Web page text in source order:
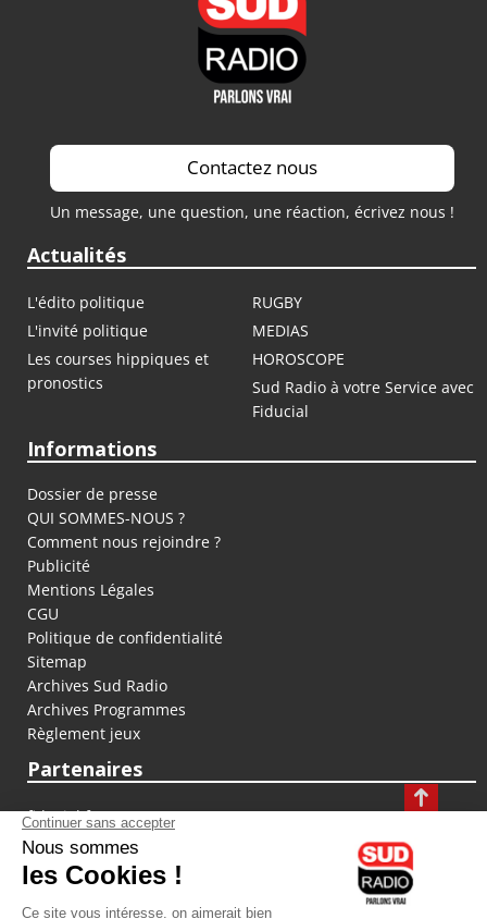
Contactez nous
Un message, une question, une réaction, écrivez nous !
Actualités
L'édito politique
RUGBY
L'invité politique
MEDIAS
Les courses hippiques et
pronostics
HOROSCOPE
Sud Radio à votre Service avec
Fiducial
Informations
Dossier de presse
QUI SOMMES-NOUS ?
Comment nous rejoindre ?
Publicité
Mentions Légales
CGU
Politique de confidentialité
Sitemap
Archives Sud Radio
Archives Programmes
Règlement jeux
Partenaires
fiducial.fr
lyoncapitale.fr
olympique-et-lyonnais.com
L'application Iphone / Android